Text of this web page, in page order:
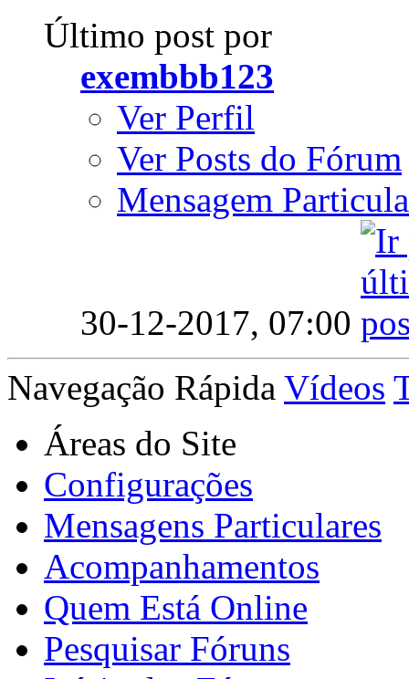
Último post por
exembbb123
Ver Perfil
Ver Posts do Fórum
Mensagem
30-12-2017, 07:00
Navegação Rápida Vídeos
Áreas do Site
Configurações
Mensagens Particulares
Acompanhamentos
Quem Está Online
Pesquisar Fóruns